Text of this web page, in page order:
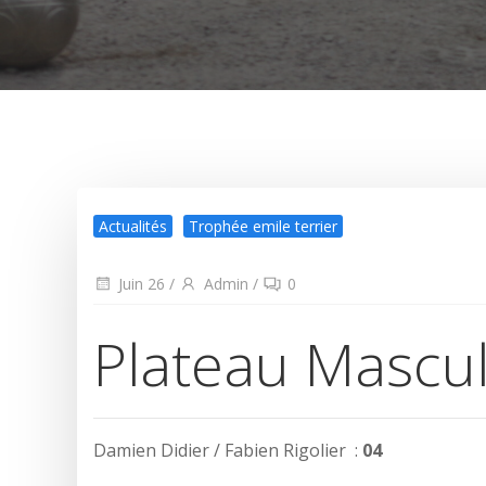
Actualités Trophée emile terrier
Juin 26 / Admin / 0
Plateau
Damien Didier / Fabien Rigolier : 04